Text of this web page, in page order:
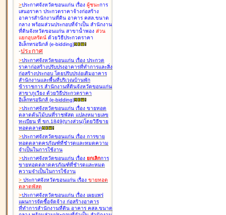
>ประกาศจังหวัดขอนแก่น เรื่อง ผู้ชนะการ
เสนอราคา ประกวดราคาจ้างก่อสร้าง
อาคารสำนักงานที่ดิน อาคาร คสล.ขนาด
กลาง พร้อมส่วนประกอบที่จำเป็น สำนักงาน
ที่ดินจังหวัดขอนแก่น สาขาน้ำพอง ส่วน
แยกอุบลรัตน์ ด้วยวิธีประกวดราคา
อิเล็กทรอนิกส์ (e-bidding)
-ประกาศ
>ประกาศจังหวัดขอนแก่น เรื่อง ประกวด
ราคาก่อสร้างปรับปรุงอาคารที่ทำการและสิ่ง
ก่อสร้างประกอบ โดยปรับปรุง่อเติมอาคาร
สำนักงานและพื้นที่บริเวณบ้านพัก
ข้าราชการ สำนักงานที่ดินจังหวัดขอนแก่น
สาขาภูเวียง ด้วยวิธีประกวดราคา
อิเล็กทรอนิกส์ (e-bidding)
>ประกาศจังหวัดขอนแก่น เรื่อง ขายทอด
ตลาดต้นไม้บนที่ราชพัสดุ แปลงหมายเลข
ทะเบียน ที่ ขก.1849(บางส่วน)โดยวิธีขาย
ทอดตลาด
>ประกาศจังหวัดขอนแก่น เรื่อง การขาย
ทอดตลาดครุภัณฑ์ที่ชำรุดและหมดความ
จำเป็นในการใช้งาน
>ประกาศจังหวัดขอนแก่น เรื่อง ยกเลิกการ
ขายทอดตลาดครุภัณฑ์ที่ชำรุดและหมด
ความจำเป็นในการใช้งาน
> ประกาศจังหวัดขอนแก่น เรื่อง ขายทอด
ตลาดพัสดุ
>ประกาศจังหวัดขอนแก่น เรื่อง เผยแพร่
แผนการจัดซื้อจัดจ้าง ก่อสร้างอาคาร
ที่ทำการสำนักงานที่ดิน อาคาร คสล.ขนาด